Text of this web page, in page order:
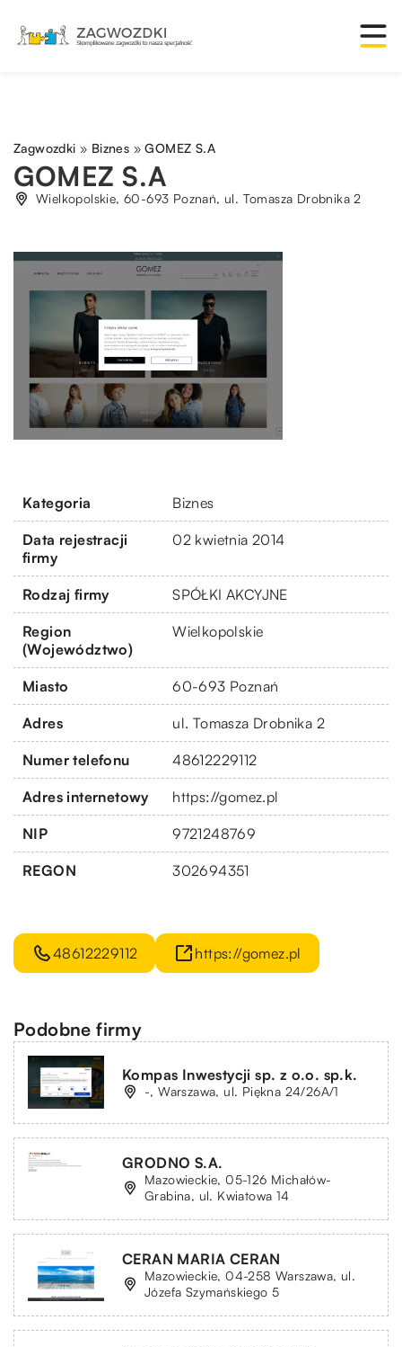
Zagwozdki » Biznes »GOMEZ S.A
GOMEZ S.A
Wielkopolskie, 60-693 Poznań, ul. Tomasza Drobnika 2
Kategoria Biznes
Data rejestracji
firmy
02 kwietnia 2014
Rodzaj firmy SPÓŁKI AKCYJNE
Region
(Województwo)
Wielkopolskie
Miasto 60-693 Poznań
Adres ul. Tomasza Drobnika 2
Numer telefonu 48612229112
Adres internetowy https://gomez.pl
NIP 9721248769
REGON 302694351
48612229112 https://gomez.pl
Podobne firmy
Kompas Inwestycji sp. z o.o. sp.k.
-, Warszawa, ul. Piękna 24/26A/1
GRODNO S.A.
Mazowieckie, 05-126 Michałów-
Grabina, ul. Kwiatowa 14
CERAN MARIA CERAN
Mazowieckie, 04-258 Warszawa, ul.
Józefa Szymańskiego 5